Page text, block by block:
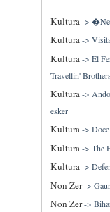
Kultura->
Kultura->
Kultura-> El
Travellin' Brothers
Kultura->
esker
Kultura->
Kultura-> The
Kultura->
Non Zer-> Gaur
Non Zer->